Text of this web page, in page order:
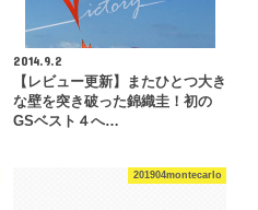
2014.9.2
【レビュー更新】またひとつ大き
な壁を突き破った錦織圭！初の
GSベスト４へ…
201904montecarlo